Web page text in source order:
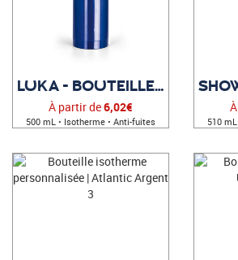
LUKA - BOUTEILLE PUBLICITAIRE
À partir de6,02€
500 mL • Isotherme • Anti-fuites 510